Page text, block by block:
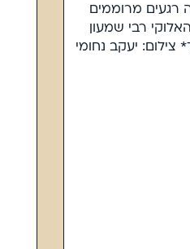
רגעים מרוממים
רבי שמעון
צילום: יעקב נחומי